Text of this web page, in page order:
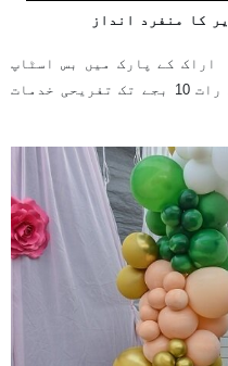
کا منفرد انداز
اراک کے پارک میں بس اسٹاپ
کو سجایا گیا جو کہ عصر 6 بجے سے رات 10 بجے تک تفریحی خدمات